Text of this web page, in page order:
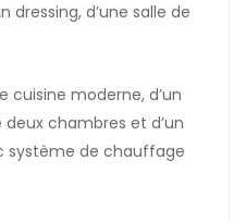
dressing, d’une salle de
cuisine moderne, d’un
deux chambres et d’un
système de chauffage